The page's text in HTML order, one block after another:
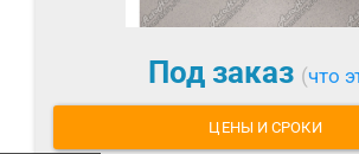
Под заказ (что
ЦЕНЫ И СРОКИ